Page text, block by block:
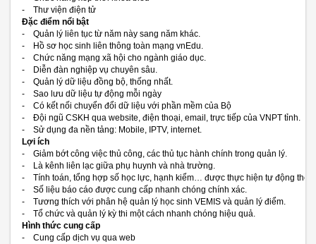
- Thư viện điện tử
Đặc điểm nổi bật
- Quản lý liên tục từ năm này sang năm khác.
- Hồ sơ học sinh liên thông toàn mạng vnEdu.
- Chức năng mạng xã hội cho ngành giáo dục.
- Diễn đàn nghiệp vụ chuyên sâu.
- Quản lý dữ liệu đồng bộ, thống nhất.
- Sao lưu dữ liệu tự động mỗi ngày
- Có kết nối chuyển đổi dữ liệu với phần mềm của Bộ
- Đội ngũ CSKH qua website, điện thoại, email, trực tiếp của VNPT tỉnh.
- Sử dụng đa nền tảng: Mobile, IPTV, internet.
Lợi ích
- Giảm bớt công việc thủ công, các thủ tục hành chính trong quản lý.
- Là kênh liên lạc giữa phụ huynh và nhà trường.
- Tính toán, tổng hợp số học lực, hạnh kiểm… được thực hiện tự động theo
- Số liệu báo cáo được cung cấp nhanh chóng chính xác.
- Tương thích với phân hệ quản lý học sinh VEMIS và quản lý điểm.
- Tổ chức và quản lý kỳ thi một cách nhanh chóng hiệu quả.
Hình thức cung cấp
- Cung cấp dịch vụ qua web